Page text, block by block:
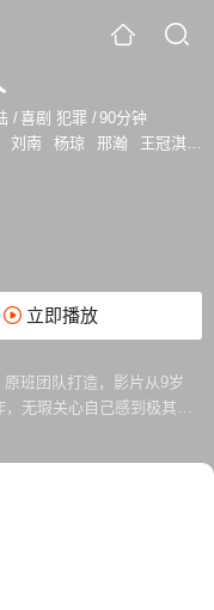
/喜剧 犯罪 /90分钟
刘南 杨琼 邢瀚 王冠淇
立即播放
班团队打造，影片从9岁
无瑕关心自己感到极其不
引起父亲的关注，与两个